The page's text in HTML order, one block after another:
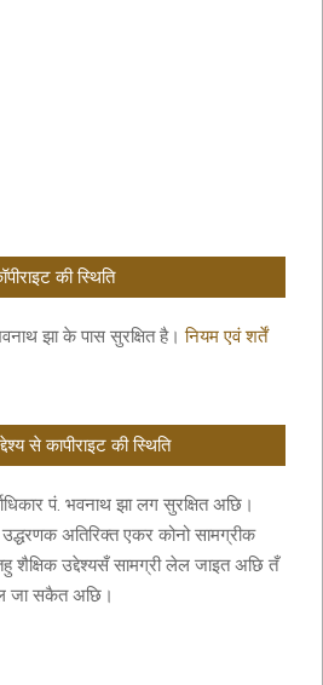
की स्थिति
झा के पास सुरक्षित है।नियम एवं शर्तें
से कापीराइट की स्थिति
पं. भवनाथ झा लग सुरक्षित अछि।
उद्धरणक अतिरिक्त एकर कोनो सामग्रीक
शैक्षिक उद्देश्यसँ सामग्री लेल जाइत अछि तँ
जा सकैत अछि।